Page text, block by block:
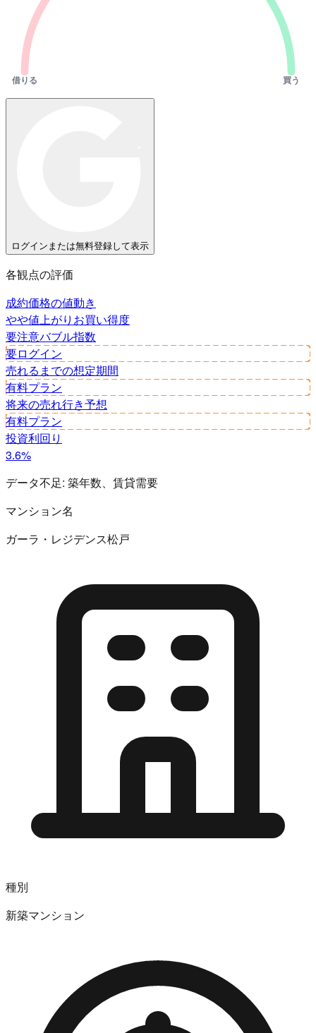
借りる 買う
ログインまたは無料登録して表示
各観点の評価
成約価格の値動き
やや値上がり お買い得度
要注意バブル指数
要ログイン
売れるまでの想定期間
有料プラン
将来の売れ行き予想
有料プラン
投資利回り
3.6%
データ不足: 築年数、賃貸需要
マンション名
ガーラ・レジデンス松戸
種別
新築マンション